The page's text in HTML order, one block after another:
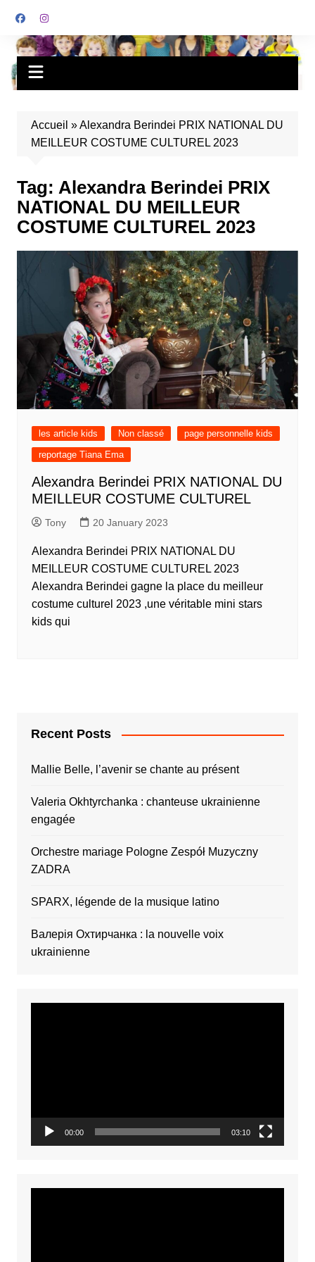
Accueil »Alexandra Berindei PRIX NATIONAL DU
MEILLEUR COSTUME CULTUREL 2023
Tag: Alexandra Berindei PRIX
NATIONAL DU MEILLEUR
COSTUME CULTUREL 2023
les article kids Non classé
page personnelle kids
reportage Tiana Ema
Alexandra Berindei PRIX NATIONAL DU
MEILLEUR COSTUME CULTUREL
Tony 20 January 2023
Alexandra Berindei PRIX NATIONAL DU
MEILLEUR COSTUME CULTUREL 2023
Alexandra Berindei gagne la place du meilleur
costume culturel 2023 ,une véritable mini stars
kids qui
Recent Posts
Mallie Belle, l’avenir se chante au présent
Valeria Okhtyrchanka : chanteuse ukrainienne
engagée
Orchestre mariage Pologne Zespół Muzyczny
ZADRA
SPARX, légende de la musique latino
Валерія Охтирчанка : la nouvelle voix
ukrainienne
00:00 03:10